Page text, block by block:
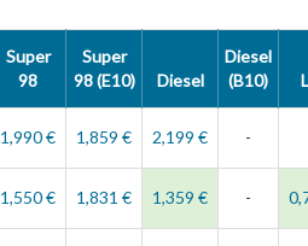
Super
98
Super
98 (E10)
Diesel
Diesel
(B10)
1,990 € 1,859 € 2,199 € -
1,550 € 1,831 € 1,359 € -